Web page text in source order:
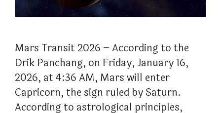
Mars Transit 2026 – According to the
Drik Panchang, on Friday, January 16,
2026, at 4:36 AM, Mars will enter
Capricorn, the sign ruled by Saturn.
According to astrological principles,